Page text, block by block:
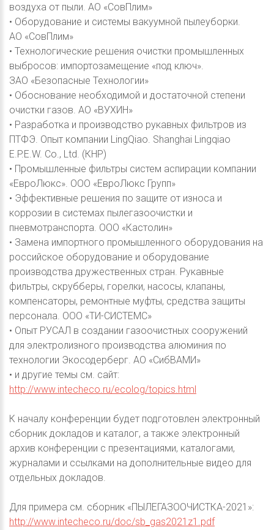
воздуха от пыли. АО «СовПлим»
• Оборудование и системы вакуумной пылеуборки.
АО «СовПлим»
• Технологические решения очистки промышленных
выбросов: импортозамещение «под ключ».
ЗАО «Безопасные Технологии»
• Обоснование необходимой и достаточной степени
очистки газов. АО «ВУХИН»
• Разработка и производство рукавных фильтров из
ПТФЭ. Опыт компании LingQiao. Shanghai Lingqiao
E.P.E.W. Co., Ltd. (КНР)
• Промышленные фильтры систем аспирации компании
«ЕвроЛюкс». ООО «ЕвроЛюкс Групп»
• Эффективные решения по защите от износа и
коррозии в системах пылегазоочистки и
пневмотранспорта. ООО «Кастолин»
• Замена импортного промышленного оборудования на
российское оборудование и оборудование
производства дружественных стран. Рукавные
фильтры, скрубберы, горелки, насосы, клапаны,
компенсаторы, ремонтные муфты, средства защиты
персонала. ООО «ТИ-СИСТЕМС»
• Опыт РУСАЛ в создании газоочистных сооружений
для электролизного производства алюминия по
технологии Экосодерберг. АО «СибВАМИ»
• и другие темы см. сайт:
http://www.intecheco.ru/ecolog/topics.html
К началу конференции будет подготовлен электронный
сборник докладов и каталог, а также электронный
архив конференции с презентациями, каталогами,
журналами и ссылками на дополнительные видео для
отдельных докладов.
Для примера см. сборник «ПЫЛЕГАЗООЧИСТКА-2021»:
http://www.intecheco.ru/doc/sb_gas2021z1.pdf